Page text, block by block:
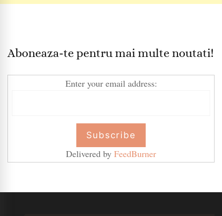
Aboneaza-te pentru mai multe noutati!
Enter your email address:
Delivered by FeedBurner